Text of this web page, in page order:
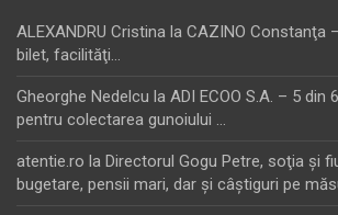
ALEXANDRU Cristina la CAZINO Constanţa
bilet, facilităţi…
Gheorghe Nedelcu la ADI ECOO S.A. – 5 din
pentru colectarea gunoiului …
atentie.ro la Directorul Gogu Petre, soţia şi
bugetare, pensii mari, dar şi câştiguri pe